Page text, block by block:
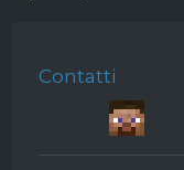
Contatti